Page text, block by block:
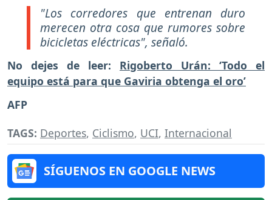
"Los corredores que entrenan duro
merecen otra cosa que rumores sobre
bicicletas eléctricas", señaló.
No dejes de leer: Rigoberto Urán: ‘Todo el
equipo está para que Gaviria obtenga el oro’
AFP
TAGS: Deportes, Ciclismo, UCI, Internacional
SÍGUENOS EN GOOGLE NEWS